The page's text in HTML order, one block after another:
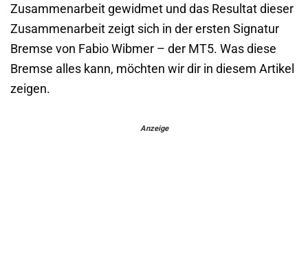
Zusammenarbeit gewidmet und das Resultat dieser
Zusammenarbeit zeigt sich in der ersten Signatur
Bremse von Fabio Wibmer – der MT5. Was diese
Bremse alles kann, möchten wir dir in diesem Artikel
zeigen.
Anzeige